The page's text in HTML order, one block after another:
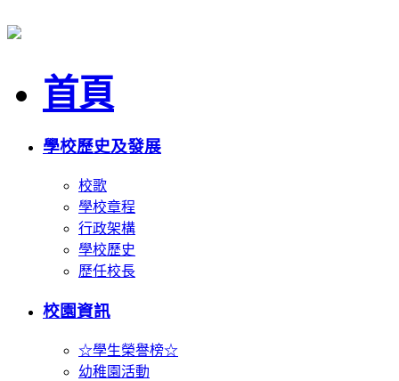
首頁
學校歷史及發展
校歌
學校章程
行政架構
學校歷史
歷任校長
校園資訊
☆學生榮譽榜☆
幼稚園活動